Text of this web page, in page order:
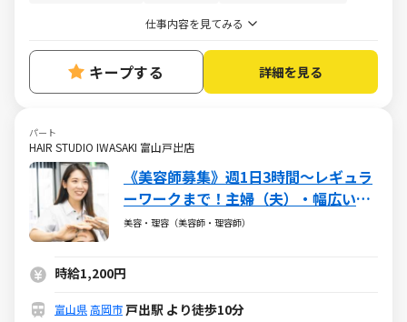
仕事内容を見てみる
キープする 詳細を見る
パート
HAIR STUDIO IWASAKI 富山戸出店
《美容師募集》週1日3時間～レギュラ
ーワークまで！主婦（夫）・幅広い年
代が活躍しています
美容・理容（美容師・理容師）
時給1,200円
富山県高岡市戸出駅 より徒歩10分